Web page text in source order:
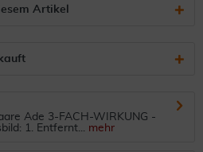
Artikel
Ade 3-FACH-WIRKUNG -
1. Entfernt... mehr